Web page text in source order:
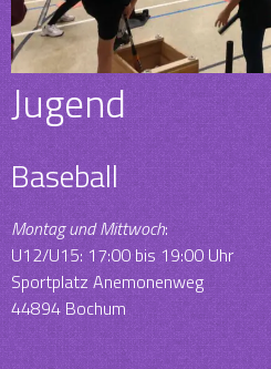
Jugend
Baseball
Montag und Mittwoch:
U12/U15: 17:00 bis 19:00 Uhr
Sportplatz Anemonenweg
44894 Bochum